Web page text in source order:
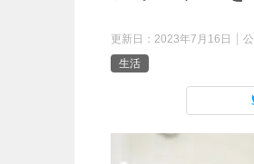
更新日： 2023年7月16日
生活